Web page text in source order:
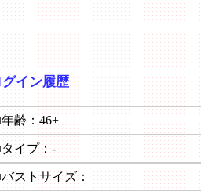
イン履歴
齢：46+
イプ：-
ストサイズ：